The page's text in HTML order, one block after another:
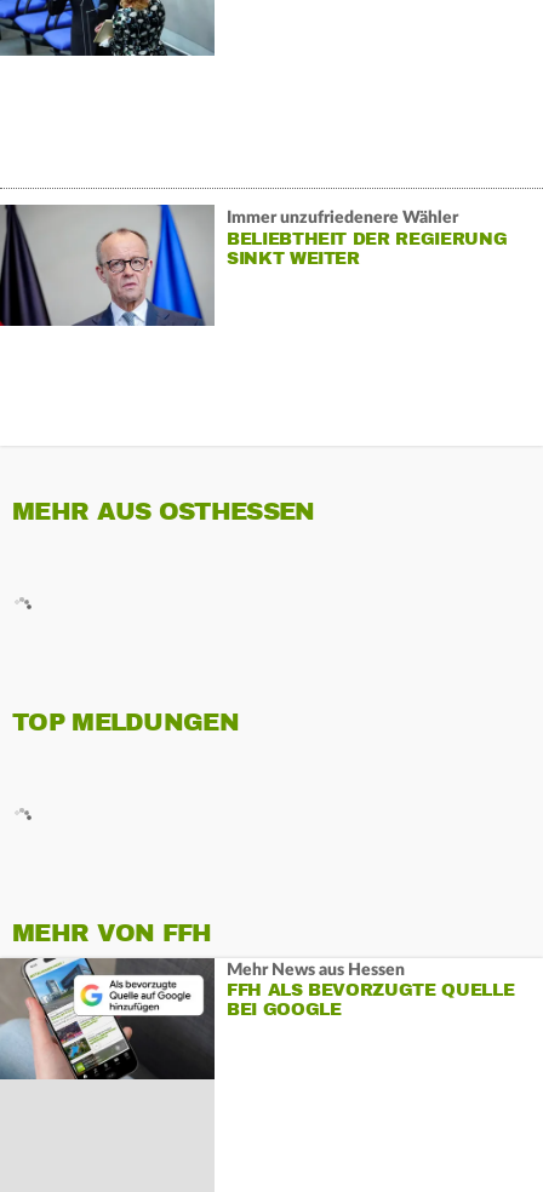
Immer unzufriedenere Wähler
BELIEBTHEIT DER REGIERUNG
SINKT WEITER
MEHR AUS OSTHESSEN
TOP MELDUNGEN
MEHR VON FFH
Mehr News aus Hessen
FFH ALS BEVORZUGTE QUELLE
BEI GOOGLE